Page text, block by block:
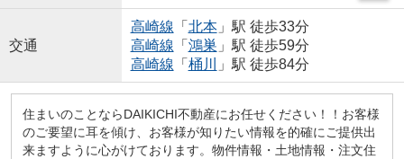
交通
高崎線 「 北本」駅 徒歩33分
高崎線 「 鴻巣 」駅 徒歩59分
高崎線 「 桶川 」駅 徒歩84分
住まいのことならDAIKICHI不動産にお任せください！！お客様
のご要望に耳を傾け、お客様が知りたい情報を的確にご提供出
来ますように心がけております。物件情報・土地情報・注文住